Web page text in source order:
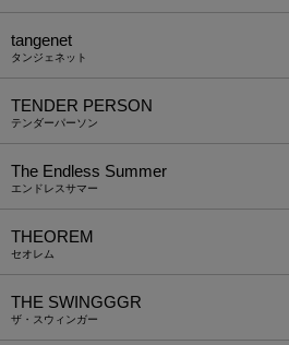
tangenet
タンジェネット
TENDER PERSON
テンダーパーソン
The Endless Summer
エンドレスサマー
THEOREM
セオレム
THE SWINGGGR
ザ・スウィンガー